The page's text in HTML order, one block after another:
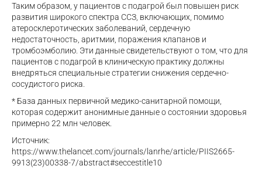
Таким образом, у пациентов с подагрой был повышен риск
развития широкого спектра ССЗ, включающих, помимо
атеросклеротических заболеваний, сердечную
недостаточность, аритмии, поражения клапанов и
тромбоэмболию. Эти данные свидетельствуют о том, что для
пациентов с подагрой в клиническую практику должны
внедряться специальные стратегии снижения сердечно-
сосудистого риска.
* База данных первичной медико-санитарной помощи,
которая содержит анонимные данные о состоянии здоровья
примерно 22 млн человек.
Источник:
https://www.thelancet.com/journals/lanrhe/article/PIIS2665-
9913(23)00338-7/abstract#seccestitle10